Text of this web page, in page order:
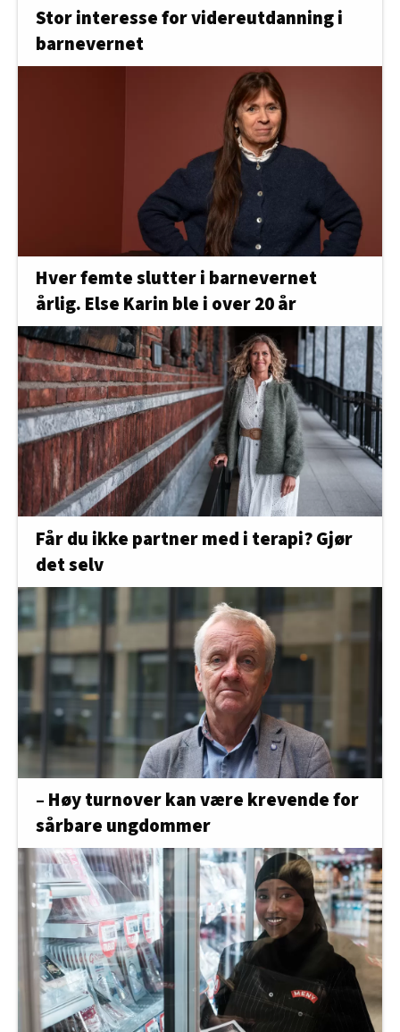
Stor interesse for videreutdanning i
barnevernet
Hver femte slutter i barnevernet
årlig. Else Karin ble i over 20 år
Får du ikke partner med i terapi? Gjør
det selv
– Høy turnover kan være krevende for
sårbare ungdommer